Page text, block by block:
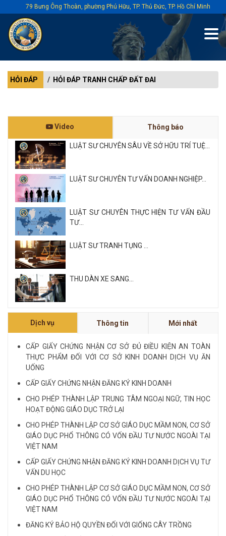
79 Bưng Ông Thoàn, phường Phú Hữu, TP. Thủ Đức, TP. Hồ Chí Minh
HỎI ĐÁP HỎI ĐÁP TRANH CHẤP ĐẤT ĐAI
Video Thông báo
LUẬT SƯ CHUYÊN SÂU VỀ SỞ HỮU TRÍ TUỆ...
LUẬT SƯ CHUYÊN TƯ VẤN DOANH NGHIỆP...
LUẬT SƯ CHUYÊN THỰC HIỆN TƯ VẤN ĐẦU
TƯ...
LUẬT SƯ TRANH TỤNG ...
THU DÀN XE SANG...
NỘI QUY VÀ QUY CHẾ CÔNG TY LUẬT QUỐC
LUẬT SƯ CHUYÊN VỀ HÌNH SỰ...
Xem tất cả
Dịch vụ Thông tin Mới nhất
CẤP GIẤY CHỨNG NHẬN CƠ SỞ ĐỦ ĐIỀU KIỆN AN TOÀN
THỰC PHẨM ĐỐI VỚI CƠ SỞ KINH DOANH DỊCH VỤ ĂN
UỐNG
CẤP GIẤY CHỨNG NHẬN ĐĂNG KÝ KINH DOANH
CHO PHÉP THÀNH LẬP TRUNG TÂM NGOẠI NGỮ, TIN HỌC
HOẠT ĐỘNG GIÁO DỤC TRỞ LẠI
CHO PHÉP THÀNH LẬP CƠ SỞ GIÁO DỤC MẦM NON, CƠ SỞ
GIÁO DỤC PHỔ THÔNG CÓ VỐN ĐẦU TƯ NƯỚC NGOÀI TẠI
VIỆT NAM
CẤP GIẤY CHỨNG NHẬN ĐĂNG KÝ KINH DOANH DỊCH VỤ TƯ
VẤN DU HỌC
CHO PHÉP THÀNH LẬP CƠ SỞ GIÁO DỤC MẦM NON, CƠ SỞ
GIÁO DỤC PHỔ THÔNG CÓ VỐN ĐẦU TƯ NƯỚC NGOÀI TẠI
VIỆT NAM
ĐĂNG KÝ BẢO HỘ QUYỀN ĐỐI VỚI GIỐNG CÂY TRỒNG